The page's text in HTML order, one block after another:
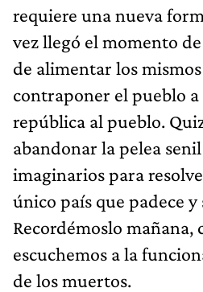
requiere una nueva
vez llegó el momento
de alimentar los
contraponer el pueblo
república al pueblo.
abandonar la pelea
imaginarios para
único país que padece y
Recordémoslo mañana,
escuchemos a la
de los muertos.